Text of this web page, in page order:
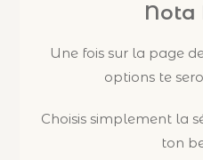
Nota
Une fois sur la page
options te
Choisis simplement la
ton